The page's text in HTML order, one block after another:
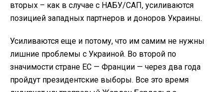
вторых – как в случае с НАБУ/САП, усиливаются
позицией западных партнеров и доноров Украины.
Усиливаются еще и потому, что им самим не нужны
лишние проблемы с Украиной. Во второй по
значимости стране ЕС — Франции — через два года
пройдут президентские выборы. Все это время